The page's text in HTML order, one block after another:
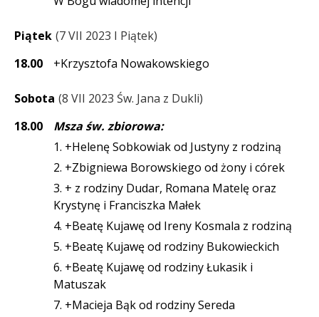
Piątek 7 VII 2023 I Piątek
18.00
+Krzysztofa Nowakowskiego
Sobota 8 VII 2023 Św. Jana z Dukli
18.00
Msza św. zbiorowa:
1. +Helenę Sobkowiak od Justyny z rodziną
2. +Zbigniewa Borowskiego od żony i córek
3. + z rodziny Dudar, Romana Matelę oraz
Krystynę i Franciszka Małek
4. +Beatę Kujawę od Ireny Kosmala z rodziną
5. +Beatę Kujawę od rodziny Bukowieckich
6. +Beatę Kujawę od rodziny Łukasik i
Matuszak
7. +Macieja Bąk od rodziny Sereda